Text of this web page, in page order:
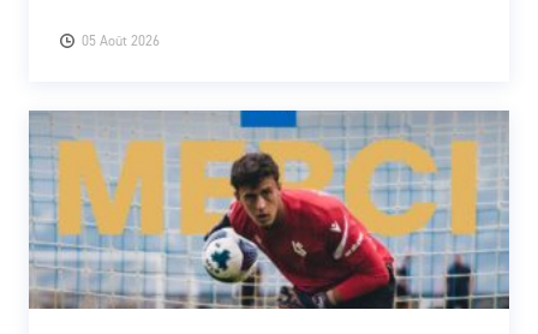
05 Août 2026